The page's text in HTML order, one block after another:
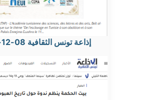
إذاعة تونس الثقافية 08-12-2025